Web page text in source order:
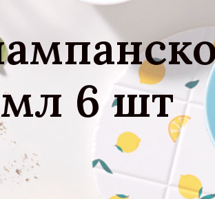
мл 6 шт